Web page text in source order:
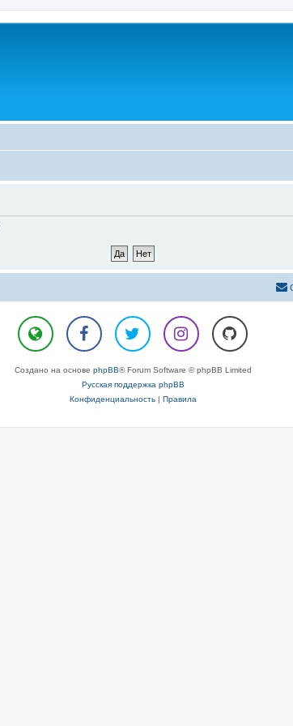
Создано на основе phpBB® Forum Software © phpBB Limited
Русская поддержка phpBB
Конфиденциальность| Правила